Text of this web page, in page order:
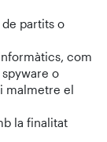
partits o
com
o
malmetre el
la finalitat